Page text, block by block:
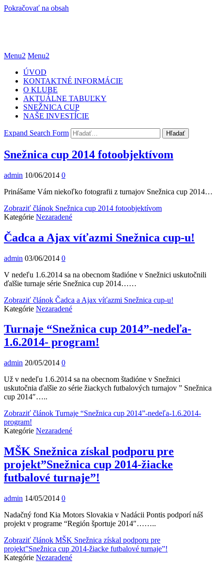
Pokračovať na obsah
Menu2 Menu2
ÚVOD
KONTAKTNÉ INFORMÁCIE
O KLUBE
AKTUÁLNE TABUĽKY
SNEŽNICA CUP
NAŠE INVESTÍCIE
Expand Search Form Hľadať
Snežnica cup 2014 fotoobjektívom
admin 10/06/2014 0
Prinášame Vám niekoľko fotografii z turnajov Snežnica cup 2014…
Zobraziť článok Snežnica cup 2014 fotoobjektívom
Kategórie Nezaradené
Čadca a Ajax víťazmi Snežnica cup-u!
admin 03/06/2014 0
V nedeľu 1.6.2014 sa na obecnom štadióne v Snežnici uskutočnili
ďalšie turnaje série Snežnica cup 2014……
Zobraziť článok Čadca a Ajax víťazmi Snežnica cup-u!
Kategórie Nezaradené
Turnaje “Snežnica cup 2014”-nedeľa-
1.6.2014- program!
admin 20/05/2014 0
Už v nedeľu 1.6.2014 sa na obecnom štadióne v Snežnici
uskutočnia ďalšie zo série žiackych futbalových turnajov ” Snežnica
cup 2014″…..
Zobraziť článok Turnaje “Snežnica cup 2014”-nedeľa-1.6.2014-
program!
Kategórie Nezaradené
MŠK Snežnica získal podporu pre
projekt”Snežnica cup 2014-žiacke
futbalové turnaje”!
admin 14/05/2014 0
Nadačný fond Kia Motors Slovakia v Nadácii Pontis podporí náš
projekt v programe “Región športuje 2014″……..
Zobraziť článok MŠK Snežnica získal podporu pre
projekt”Snežnica cup 2014-žiacke futbalové turnaje”!
Kategórie Nezaradené